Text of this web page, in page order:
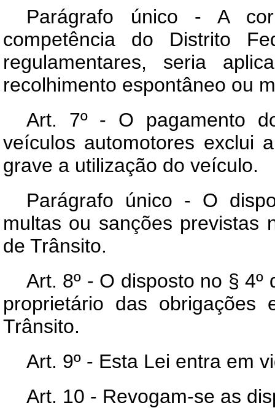
Parágrafo único - A
competência do Distrito
regulamentares, seria
recolhimento espontâneo ou
Art. 7º - O pagamento
veículos automotores exclui
grave a utilização do veículo.
Parágrafo único - O
multas ou sanções previstas
de Trânsito.
Art. 8º - O disposto no §
proprietário das obrigações
Trânsito.
Art. 9º - Esta Lei entra em
Art. 10 - Revogam-se as